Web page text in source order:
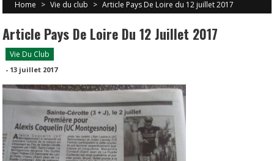
Home > Vie du club > Article Pays De Loire du 12 juillet 2017
Article Pays De Loire Du 12 Juillet 2017
Vie Du Club
- 13 juillet 2017